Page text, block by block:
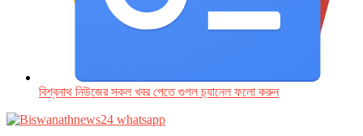
বিশ্বনাথ নিউজের সকল খবর পেতে গুগল চ‌্যানেল ফলো করুন